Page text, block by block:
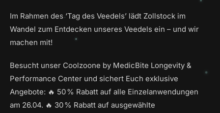
Im Rahmen des ‘Tag des Veedels’ lädt Zollstock im
Wandel zum Entdecken unseres Veedels ein – und wir
machen mit!
Besucht unser Coolzoone by MedicBite Longevity &
Performance Center und sichert Euch exklusive
Angebote: 🔥 50 % Rabatt auf alle Einzelanwendungen
am 26.04. 🔥 30 % Rabatt auf ausgewählte